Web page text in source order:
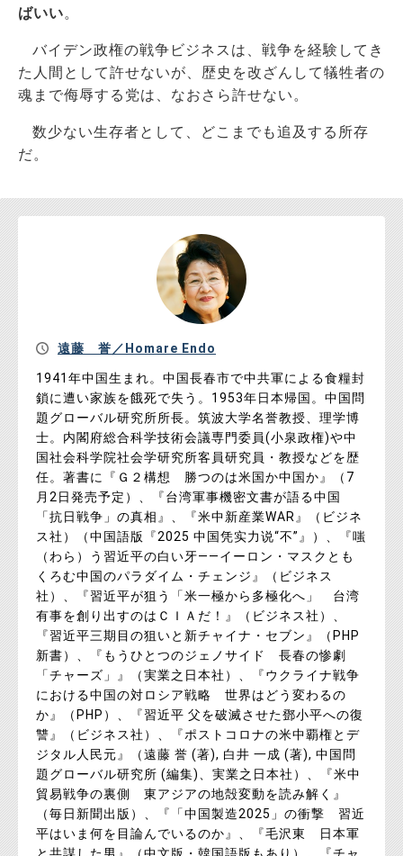
ばいい。
バイデン政権の戦争ビジネスは、戦争を経験してき
た人間として許せないが、歴史を改ざんして犠牲者の
魂まで侮辱する党は、なおさら許せない。
数少ない生存者として、どこまでも追及する所存
だ。
遠藤 誉／Homare Endo
1941年中国生まれ。中国長春市で中共軍による食糧封
鎖に遭い家族を餓死で失う。1953年日本帰国。中国問
題グローバル研究所所長。筑波大学名誉教授、理学博
士。内閣府総合科学技術会議専門委員(小泉政権)や中
国社会科学院社会学研究所客員研究員・教授などを歴
任。著書に『Ｇ２構想 勝つのは米国か中国か』（7
月2日発売予定）、『台湾軍事機密文書が語る中国
「抗日戦争」の真相』、『米中新産業WAR』（ビジネ
ス社）（中国語版『2025 中国凭实力说“不”』）、『嗤
（わら）う習近平の白い牙――イーロン・マスクとも
くろむ中国のパラダイム・チェンジ』（ビジネス
社）、『習近平が狙う「米一極から多極化へ」 台湾
有事を創り出すのはＣＩＡだ！』（ビジネス社）、
『習近平三期目の狙いと新チャイナ・セブン』（PHP
新書）、『もうひとつのジェノサイド 長春の惨劇
「チャーズ」』（実業之日本社）、『ウクライナ戦争
における中国の対ロシア戦略 世界はどう変わるの
か』（PHP）、『習近平 父を破滅させた鄧小平への復
讐』（ビジネス社）、『ポストコロナの米中覇権とデ
ジタル人民元』（遠藤 誉 (著), 白井 一成 (著), 中国問
題グローバル研究所 (編集)、実業之日本社）、『米中
貿易戦争の裏側 東アジアの地殻変動を読み解く』
（毎日新聞出版）、『「中国製造2025」の衝撃 習近
平はいま何を目論んでいるのか』、『毛沢東 日本軍